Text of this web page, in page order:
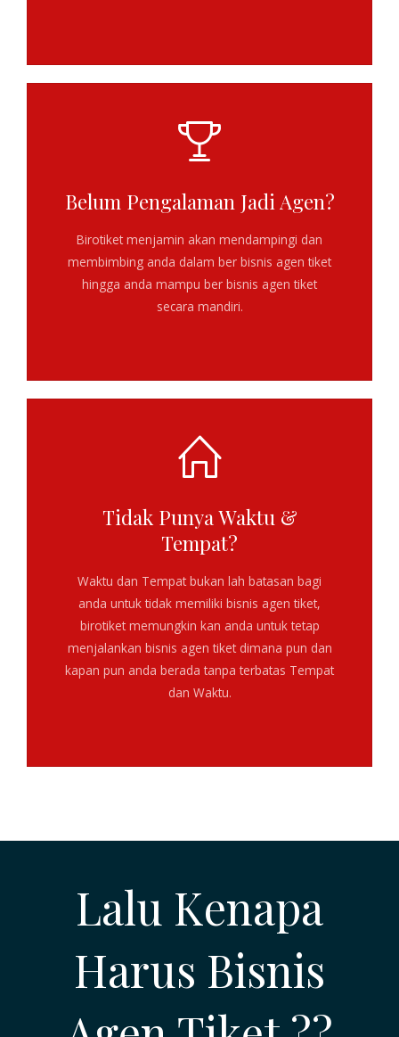
Belum Pengalaman Jadi Agen?
Birotiket menjamin akan mendampingi dan
membimbing anda dalam ber bisnis agen tiket
hingga anda mampu ber bisnis agen tiket
secara mandiri.
Tidak Punya Waktu &
Tempat?
Waktu dan Tempat bukan lah batasan bagi
anda untuk tidak memiliki bisnis agen tiket,
birotiket memungkin kan anda untuk tetap
menjalankan bisnis agen tiket dimana pun dan
kapan pun anda berada tanpa terbatas Tempat
dan Waktu.
Lalu Kenapa
Harus Bisnis